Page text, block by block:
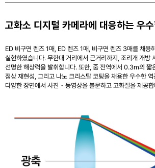
고화소 디지털 카메라에 대응하는 우
ED 비구면 렌즈 1매, ED 렌즈 1매, 비구면 렌즈 3매를 채용
실현하였습니다. 무한대 거리에서 근거리까지, 조리개 개방
선명한 해상력을 발휘합니다. 또한, 줌 전역에서 0.3m의 짧
점상 재현성, 그리고 나노 크리스탈 코팅을 채용한 우수한 역
다양한 장면에서 사진・동영상을 불문하고 고화질을 제공